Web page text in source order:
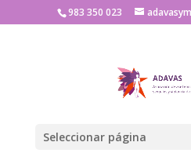
983 350 023
Seleccionar página